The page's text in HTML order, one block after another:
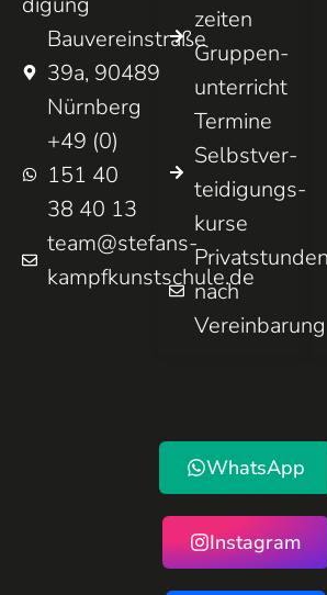
Bauvereinstraße
39a, 90489
Nürnberg
+49 (0)
151 40
38 40 13
team@stefans-
kampfkunstschule.de
zeiten
Gruppen­
unterricht
Termine
Selbst­ver­
teidigungs­
kurse
Privatstunden
nach
Vereinbarung
WhatsApp
Instagram